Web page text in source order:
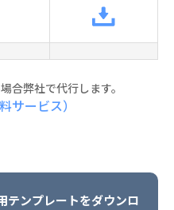
合弊社で代行します。
サービス）
テンプレートをダウンロ